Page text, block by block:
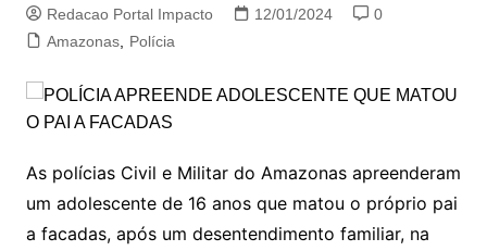
Redacao Portal Impacto 12/01/2024
0
Amazonas, Polícia
As polícias Civil e Militar do Amazonas apreenderam
um adolescente de 16 anos que matou o próprio pai
a facadas, após um desentendimento familiar, na